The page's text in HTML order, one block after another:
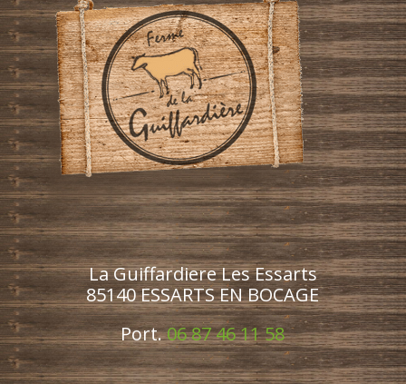
La Guiffardiere Les Essarts
85140 ESSARTS EN BOCAGE
Port.06 87 46 11 58